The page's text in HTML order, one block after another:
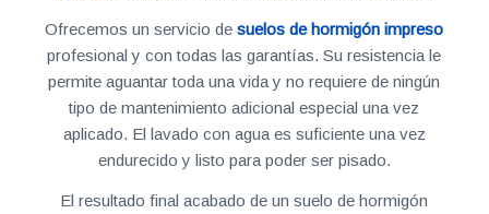
Ofrecemos un servicio desuelos de hormigón impreso
profesional y con todas las garantías. Su resistencia le
permite aguantar toda una vida y no requiere de ningún
tipo de mantenimiento adicional especial una vez
aplicado. El lavado con agua es suficiente una vez
endurecido y listo para poder ser pisado.
El resultado final acabado de un suelo de hormigón